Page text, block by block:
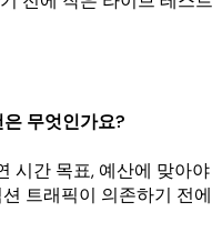
무엇인가요?
시간 목표, 예산에 맞아야
트래픽이 의존하기 전에